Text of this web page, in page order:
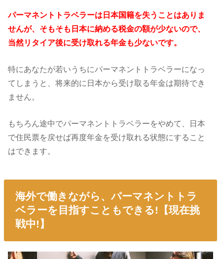
パーマネントトラベラーは日本国籍を失うことはありま
せんが、そもそも日本に納める税金の額が少ないので、
当然リタイア後に受け取れる年金も少ないです。
特にあなたが若いうちにパーマネントトラベラーになっ
てしまうと、将来的に日本から受け取る年金は期待でき
ません。
もちろん途中でパーマネントトラベラーをやめて、日本
で住民票を戻せば再度年金を受け取れる状態にすること
はできます。
海外で働きながら、パーマネントトラ
ベラーを目指すこともできる!【現在挑
戦中!】